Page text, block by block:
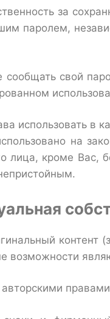
за
паролем,
сообщать свой
использовать в
на
лица, кроме Вас,
контент
возможности